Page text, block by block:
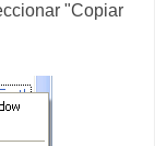
"Copiar